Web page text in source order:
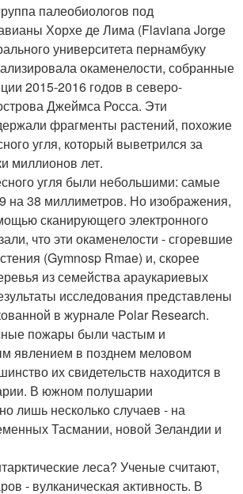
палеобиологов под
Хорхе де Лима (Flaviana Jorge
университета пернамбуку
окаменелости, собранные
2015-2016 годов в северо-
Джеймса Росса. Эти
фрагменты растений, похожие
угля, который выветрился за
миллионов лет.
угля были небольшими: самые
на 38 миллиметров. Но изображения,
сканирующего электронного
что эти окаменелости - сгоревшие
(Gymnosp Rmae) и, скорее
из семейства араукариевых
исследования представлены
в журнале Polar Research.
пожары были частым и
явлением в позднем меловом
их свидетельств находится в
В южном полушарии
лишь несколько случаев - на
Тасмании, новой Зеландии и
леса? Ученые считают,
- вулканическая активность. В